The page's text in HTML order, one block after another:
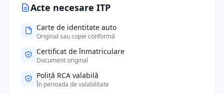
Acte necesare ITP
Carte de identitate auto
Original sau copie conformă
Certificat de înmatriculare
Document original
Poliță RCA valabilă
În perioada de valabilitate